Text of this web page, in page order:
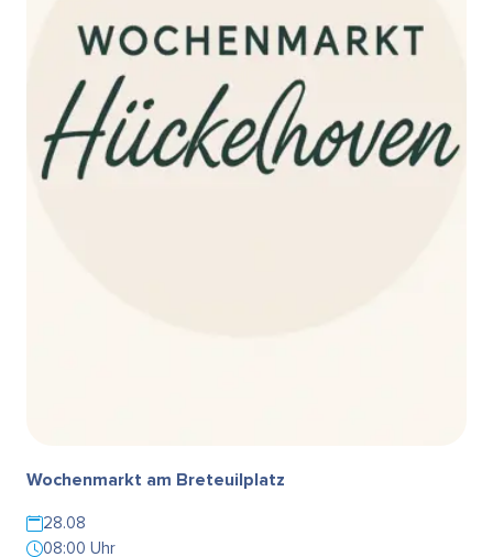
Wochenmarkt am Breteuilplatz
28.08
08:00 Uhr